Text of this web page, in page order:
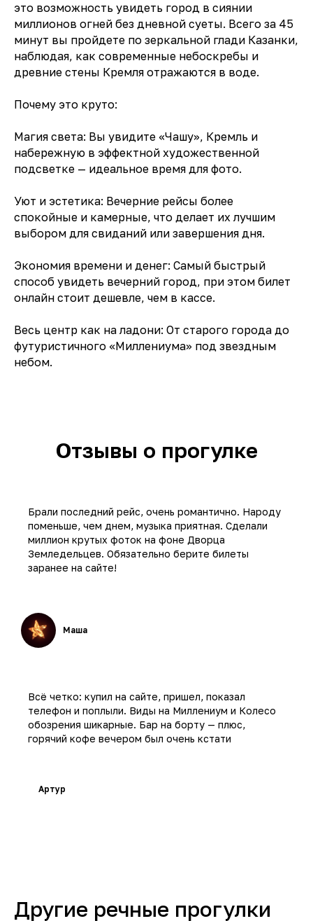
это возможность увидеть город в сиянии
миллионов огней без дневной суеты. Всего за 45
минут вы пройдете по зеркальной глади Казанки,
наблюдая, как современные небоскребы и
древние стены Кремля отражаются в воде.
Почему это круто:
Магия света: Вы увидите «Чашу», Кремль и
набережную в эффектной художественной
подсветке — идеальное время для фото.
Уют и эстетика: Вечерние рейсы более
спокойные и камерные, что делает их лучшим
выбором для свиданий или завершения дня.
Экономия времени и денег: Самый быстрый
способ увидеть вечерний город, при этом билет
онлайн стоит дешевле, чем в кассе.
Весь центр как на ладони: От старого города до
футуристичного «Миллениума» под звездным
небом.
Отзывы о прогулке
Брали последний рейс, очень романтично. Народу
поменьше, чем днем, музыка приятная. Сделали
миллион крутых фоток на фоне Дворца
Земледельцев. Обязательно берите билеты
заранее на сайте!
Маша
Всё четко: купил на сайте, пришел, показал
телефон и поплыли. Виды на Миллениум и Колесо
обозрения шикарные. Бар на борту — плюс,
горячий кофе вечером был очень кстати
Артур
Другие речные прогулки